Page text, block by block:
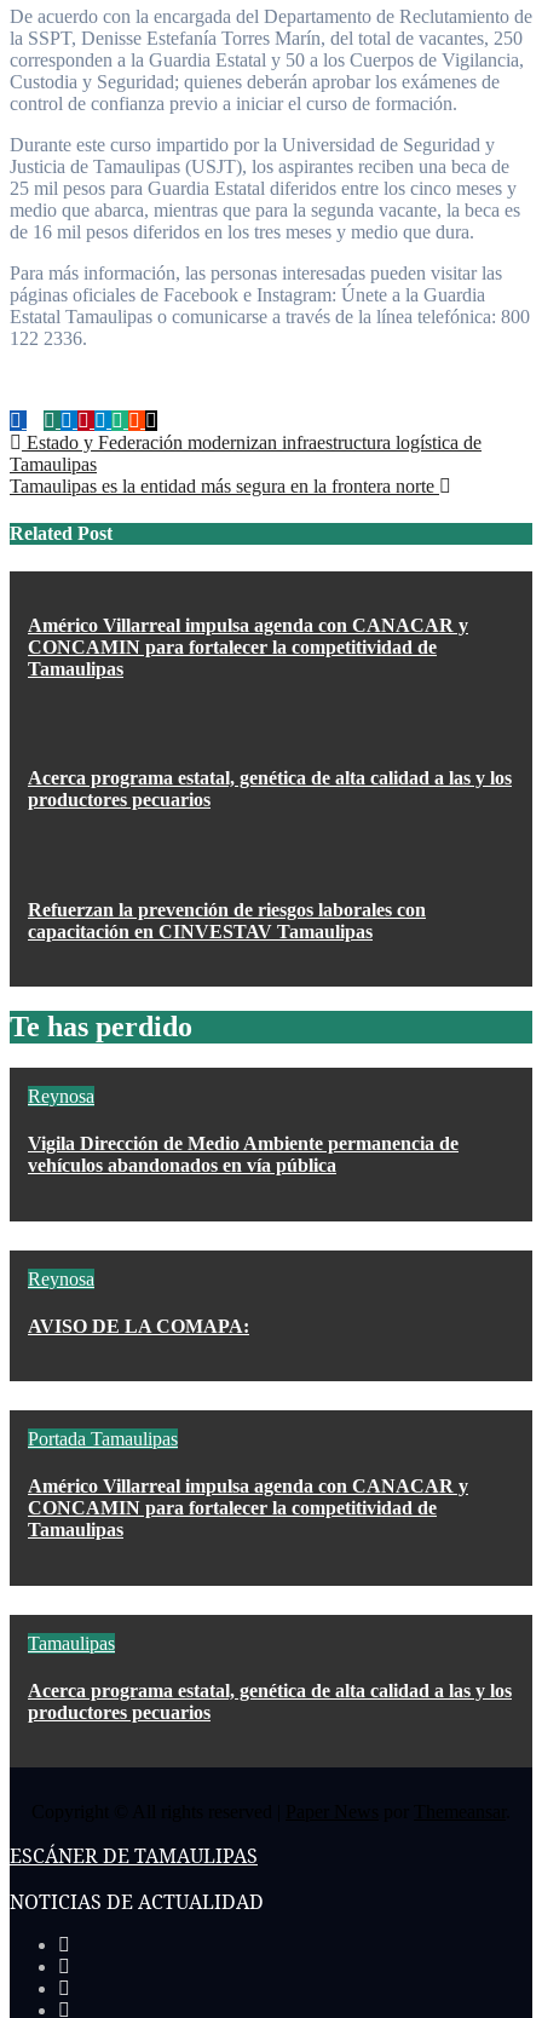
De acuerdo con la encargada del Departamento de Reclutamiento de
la SSPT, Denisse Estefanía Torres Marín, del total de vacantes, 250
corresponden a la Guardia Estatal y 50 a los Cuerpos de Vigilancia,
Custodia y Seguridad; quienes deberán aprobar los exámenes de
control de confianza previo a iniciar el curso de formación.
Durante este curso impartido por la Universidad de Seguridad y
Justicia de Tamaulipas (USJT), los aspirantes reciben una beca de
25 mil pesos para Guardia Estatal diferidos entre los cinco meses y
medio que abarca, mientras que para la segunda vacante, la beca es
de 16 mil pesos diferidos en los tres meses y medio que dura.
Para más información, las personas interesadas pueden visitar las
páginas oficiales de Facebook e Instagram: Únete a la Guardia
Estatal Tamaulipas o comunicarse a través de la línea telefónica: 800
122 2336.
Navegación
de
Estado y Federación modernizan infraestructura logística de
Tamaulipas
Tamaulipas es la entidad más segura en la frontera norte
Related Post
Américo Villarreal impulsa agenda con CANACAR y
CONCAMIN para fortalecer la competitividad de
Tamaulipas
Acerca programa estatal, genética de alta calidad a las y los
productores pecuarios
Refuerzan la prevención de riesgos laborales con
capacitación en CINVESTAV Tamaulipas
Te has perdido
Reynosa
Vigila Dirección de Medio Ambiente permanencia de
vehículos abandonados en vía pública
Reynosa
AVISO DE LA COMAPA:
Portada Tamaulipas
Américo Villarreal impulsa agenda con CANACAR y
CONCAMIN para fortalecer la competitividad de
Tamaulipas
Tamaulipas
Acerca programa estatal, genética de alta calidad a las y los
productores pecuarios
ESCÁNER DE TAMAULIPAS
NOTICIAS DE ACTUALIDAD